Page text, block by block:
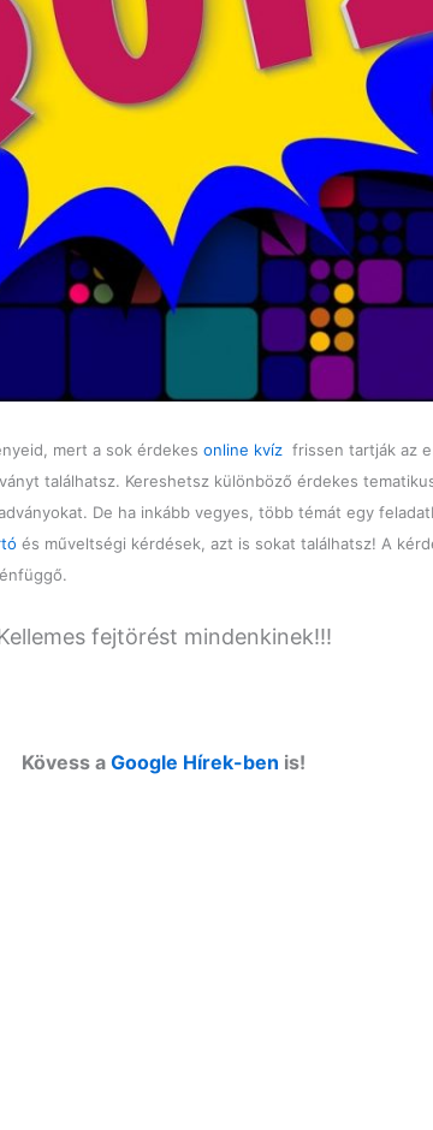
mert a sok érdekes online kvíz frissen tartják az
találhatsz. Kereshetsz különböző érdekes
De ha inkább vegyes, több témát egy
és műveltségi kérdések, azt is sokat találhatsz! A
fejtörést mindenkinek!!!
Kövess a Google Hírek-ben is!